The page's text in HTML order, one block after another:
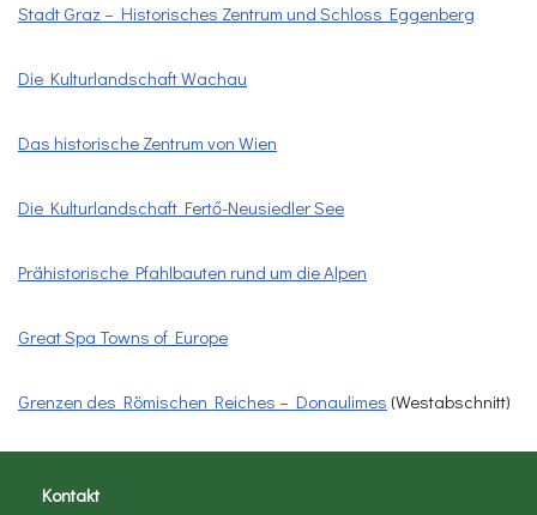
Stadt Graz – Historisches Zentrum und Schloss Eggenberg
Die Kulturlandschaft Wachau
Das historische Zentrum von Wien
Die Kulturlandschaft Fertő-Neusiedler See
Prähistorische Pfahlbauten rund um die Alpen
Great Spa Towns of Europe
Grenzen des Römischen Reiches – Donaulimes (Westabschnitt)
Kontakt